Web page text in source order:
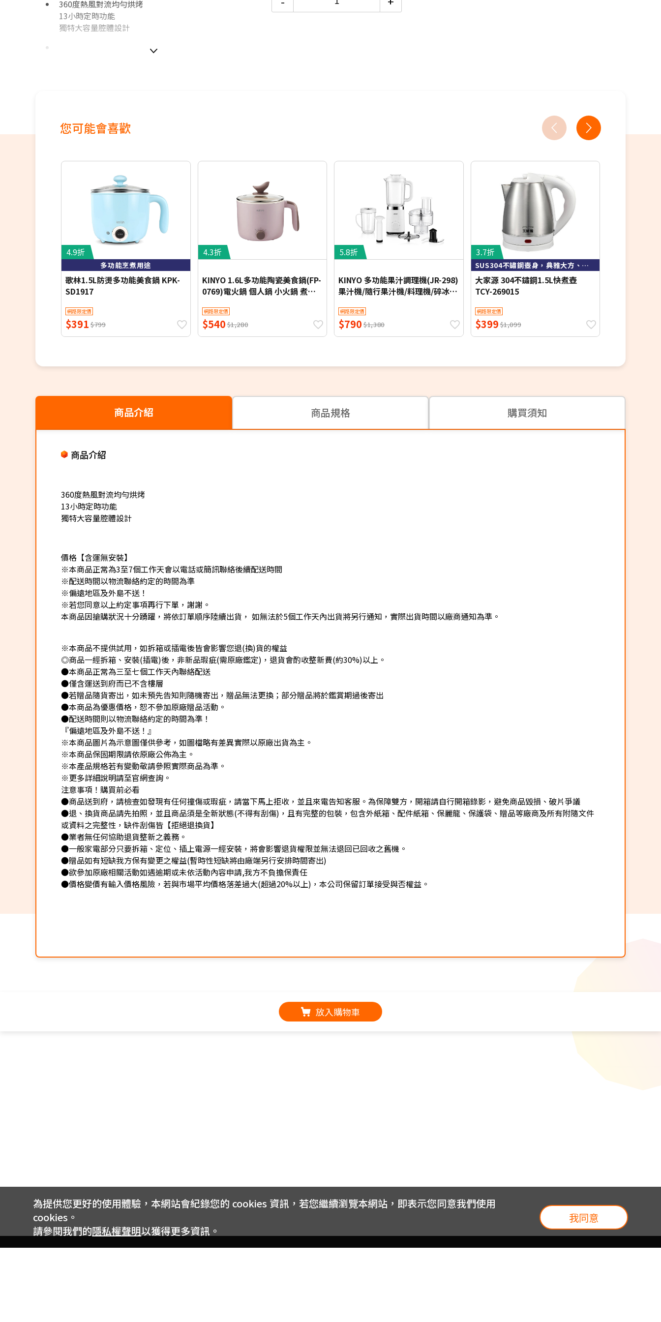
360度熱風對流均勻烘烤
13小時定時功能
獨特大容量腔體設計
偏遠地區及外島不送！
您可能會喜歡
4.9折
多功能烹煮用途
歌林1.5L防燙多功能美食鍋 KPK-
SD1917
網路限定價
$391 $799
4.3折
KINYO 1.6L多功能陶瓷美食鍋(FP-
0769)電火鍋 個人鍋 小火鍋 煮火
網路限定價
$540$1,280
5.8折
KINYO 多功能果汁調理機(JR-298)
果汁機/隨行果汁機/料理機/碎冰
網路限定價
$790 $1,380
3.7折
SUS304不鏽鋼壺身，典雅大方、衛生易清洗。
大家源 304不鏽鋼1.5L快煮壺
TCY-269015
網路限定價
$399$1,099
商品介紹 商品規格 購買須知
商品介紹
360度熱風對流均勻烘烤
13小時定時功能
獨特大容量腔體設計
價格【含運無安裝】
※本商品正常為3至7個工作天會以電話或簡訊聯絡後續配送時間
※配送時間以物流聯絡約定的時間為準
※偏遠地區及外島不送！
※若您同意以上約定事項再行下單，謝謝。
本商品因搶購狀況十分踴躍，將依訂單順序陸續出貨， 如無法於5個工作天內出貨將另行通知，實際出貨時間以廠商通知為準。
※本商品不提供試用，如拆箱或插電後皆會影響您退(換)貨的權益
◎商品一經拆箱、安裝(插電)後，非新品瑕疵(需原廠鑑定)，退貨會酌收整新費(約30%)以上。
●本商品正常為三至七個工作天內聯絡配送
●僅含運送到府而已不含樓層
●若贈品隨貨寄出，如未預先告知則隨機寄出，贈品無法更換；部分贈品將於鑑賞期過後寄出
●本商品為優惠價格，恕不參加原廠贈品活動。
●配送時間則以物流聯絡約定的時間為準！
『偏遠地區及外島不送！』
※本商品圖片為示意圖僅供參考，如圖檔略有差異實際以原廠出貨為主。
※本商品保固期限請依原廠公佈為主。
※本產品規格若有變動敬請參照實際商品為準。
※更多詳細說明請至官網查詢。
注意事項！購買前必看
●商品送到府，請檢查如發現有任何撞傷或瑕疵，請當下馬上拒收，並且來電告知客服。為保障雙方，開箱請自行開箱錄影，避免商品毀損、破片爭議
●退、換貨商品請先拍照，並且商品須是全新狀態(不得有刮傷)，且有完整的包裝，包含外紙箱、配件紙箱、保麗龍、保護袋、贈品等廠商及所有附隨文件
或資料之完整性，缺件刮傷皆【拒絕退換貨】
●業者無任何協助退貨整新之義務。
●一般家電部分只要拆箱、定位、插上電源一經安裝，將會影響退貨權限並無法退回已回收之舊機。
●贈品如有短缺我方保有變更之權益(暫時性短缺將由廠端另行安排時間寄出)
●欲參加原廠相關活動如遇逾期或未依活動內容申請,我方不負擔保責任
●價格變價有輸入價格風險，若與市場平均價格落差過大(超過20%以上)，本公司保留訂單接受與否權益。
放入購物車
為提供您更好的使用體驗，本網站會紀錄您的 cookies 資訊，若您繼續瀏覽本網站，即表示您同意我們使用
cookies。
請參閱我們的隱私權聲明以獲得更多資訊。
我同意